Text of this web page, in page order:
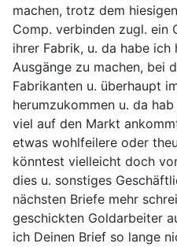
machen, trotz dem
Comp. verbinden zugl. ein
ihrer Fabrik, u. da habe ich
Ausgänge zu machen, bei
Fabrikanten u. überhaupt
herumzukommen u. da
viel auf den Markt
etwas wohlfeilere oder
könntest vielleicht doch
dies u. sonstiges
nächsten Briefe mehr
geschickten Goldarbeiter
ich Deinen Brief so lange